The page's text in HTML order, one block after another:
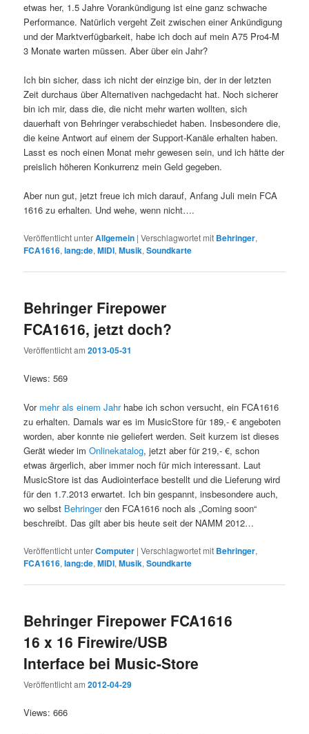
etwas her, 1.5 Jahre Vorankündigung ist eine ganz schwache
Performance. Natürlich vergeht Zeit zwischen einer Ankündigung
und der Marktverfügbarkeit, habe ich doch auf mein A75 Pro4-M
3 Monate warten müssen. Aber über ein Jahr?
Ich bin sicher, dass ich nicht der einzige bin, der in der letzten
Zeit durchaus über Alternativen nachgedacht hat. Noch sicherer
bin ich mir, dass die, die nicht mehr warten wollten, sich
dauerhaft von Behringer verabschiedet haben. Insbesondere die,
die keine Antwort auf einem der Support-Kanäle erhalten haben.
Lasst es noch einen Monat mehr gewesen sein, und ich hätte der
preislich höheren Konkurrenz mein Geld gegeben.
Aber nun gut, jetzt freue ich mich darauf, Anfang Juli mein FCA
1616 zu erhalten. Und wehe, wenn nicht….
Veröffentlicht unterAllgemein |Verschlagwortet mit Behringer,
FCA1616,lang:de,MIDI,Musik,Soundkarte
Behringer Firepower
FCA1616, jetzt doch?
Veröffentlicht am2013-05-31
Views: 569
Vor mehr als einem Jahrhabe ich schon versucht, ein FCA1616
zu erhalten. Damals war es im MusicStore für 189,- € angeboten
worden, aber konnte nie geliefert werden. Seit kurzem ist dieses
Gerät wieder imOnlinekatalog, jetzt aber für 219,- €, schon
etwas ärgerlich, aber immer noch für mich interessant. Laut
MusicStore ist das Audiointerface bestellt und die Lieferung wird
für den 1.7.2013 erwartet. Ich bin gespannt, insbesondere auch,
wo selbst Behringerden FCA1616 noch als „Coming soon“
beschreibt. Das gilt aber bis heute seit der NAMM 2012…
Veröffentlicht unterComputer |Verschlagwortet mit Behringer,
FCA1616,lang:de,MIDI,Musik,Soundkarte
Behringer Firepower FCA1616
16 x 16 Firewire/USB
Interface bei Music-Store
Veröffentlicht am2012-04-29
Views: 666